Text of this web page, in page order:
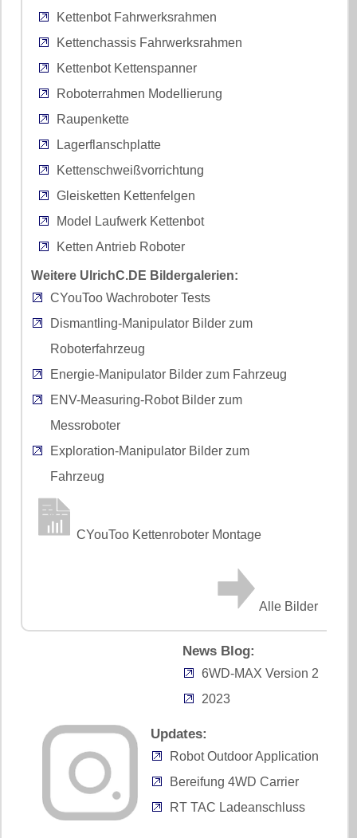
Kettenbot Fahrwerksrahmen
Kettenchassis Fahrwerksrahmen
Kettenbot Kettenspanner
Roboterrahmen Modellierung
Raupenkette
Lagerflanschplatte
Kettenschweißvorrichtung
Gleisketten Kettenfelgen
Model Laufwerk Kettenbot
Ketten Antrieb Roboter
Weitere UlrichC.DE Bildergalerien:
CYouToo Wachroboter Tests
Dismantling-Manipulator Bilder zum
Roboterfahrzeug
Energie-Manipulator Bilder zum Fahrzeug
ENV-Measuring-Robot Bilder zum
Messroboter
Exploration-Manipulator Bilder zum
Fahrzeug
CYouToo Kettenroboter Montage
Alle Bilder
News Blog:
6WD-MAX Version 2
2023
Updates:
Robot Outdoor Application
Bereifung 4WD Carrier
RT TAC Ladeanschluss